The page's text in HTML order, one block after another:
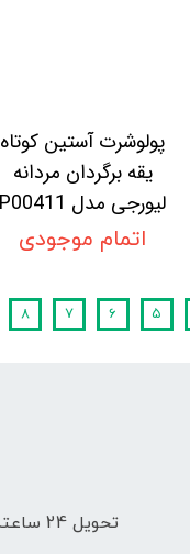
پولوشرت آستین کوتاه
یقه برگردان مردانه
لیورجی مدل P00411
اتمام موجودی
۵ ۶ ۷ ۸
تحویل 24 ساعته